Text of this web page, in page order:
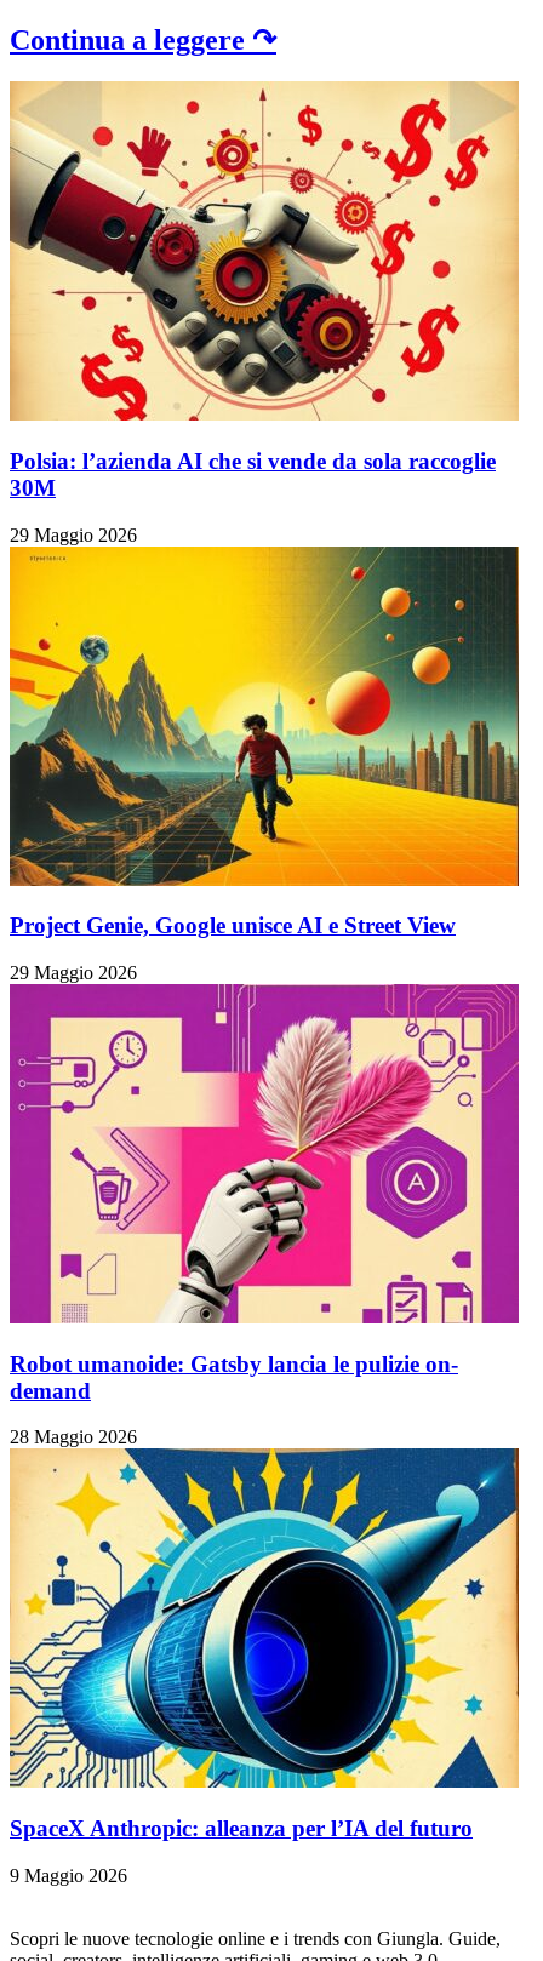
Continua a leggere ↷
Polsia: l’azienda AI che si vende da sola raccoglie
30M
29 Maggio 2026
Project Genie, Google unisce AI e Street View
29 Maggio 2026
Robot umanoide: Gatsby lancia le pulizie on-
demand
28 Maggio 2026
SpaceX Anthropic: alleanza per l’IA del futuro
9 Maggio 2026
Scopri le nuove tecnologie online e i trends con Giungla. Guide,